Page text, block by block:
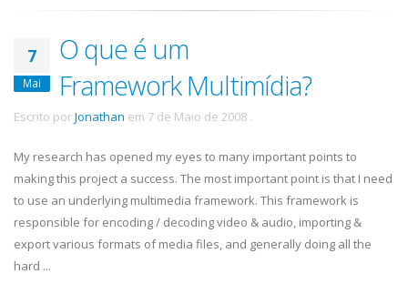
7
Mai
O que é um
Framework Multimídia?
Escrito porJonathan em 7 de Maio de 2008 .
My research has opened my eyes to many important points to
making this project a success. The most important point is that I need
to use an underlying multimedia framework. This framework is
responsible for encoding / decoding video & audio, importing &
export various formats of media files, and generally doing all the
hard ...